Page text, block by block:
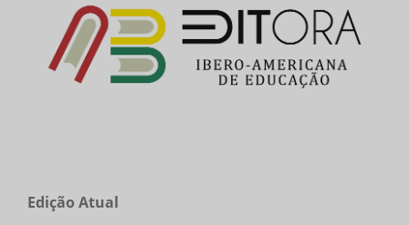
Edição Atual